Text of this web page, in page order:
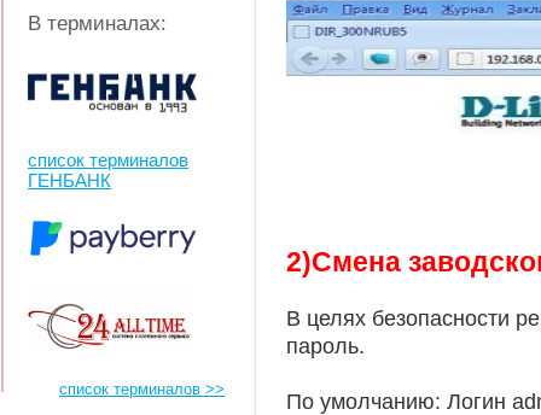
В терминалах:
список терминалов
ГЕНБАНК
список терминалов >>
2)Смена
В целях безопасности
пароль.
По умолчанию: Логин